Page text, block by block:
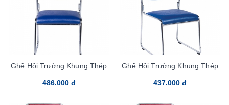
Ghế Hội Trường Khung Thép
486.000 đ
Ghế Hội Trường Khung Thép
437.000 đ